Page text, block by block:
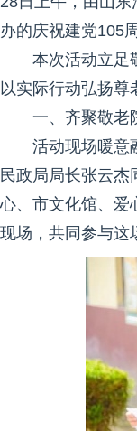
办的庆祝建党105
本次活动立足
以实际行动弘扬尊
一、齐聚敬老
活动现场暖意
民政局局长张云
心、市文化馆、爱
现场，共同参与这